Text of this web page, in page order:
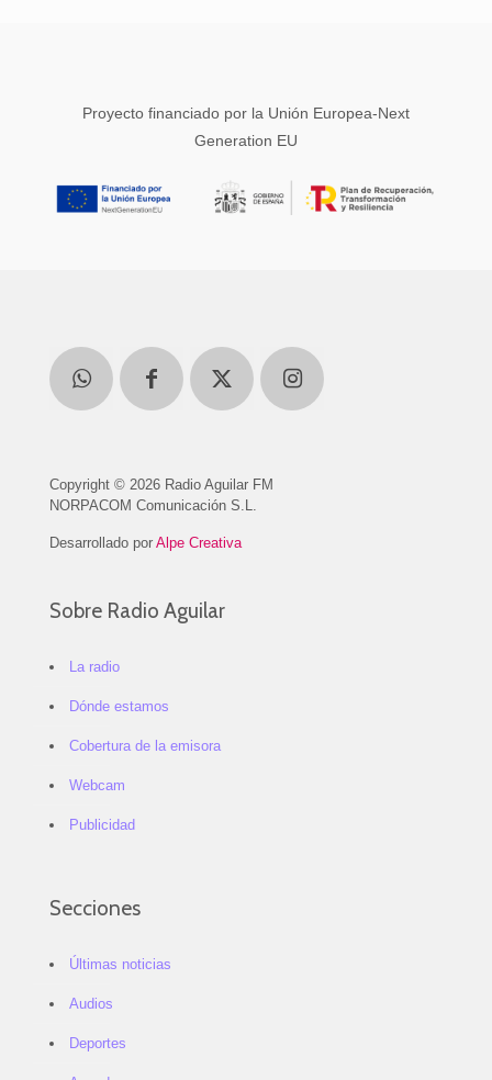
Proyecto financiado por la Unión Europea-Next
Generation EU
Copyright © 2026 Radio Aguilar FM
NORPACOM Comunicación S.L.
Desarrollado por Alpe Creativa
Sobre Radio Aguilar
La radio
Dónde estamos
Cobertura de la emisora
Webcam
Publicidad
Secciones
Últimas noticias
Audios
Deportes